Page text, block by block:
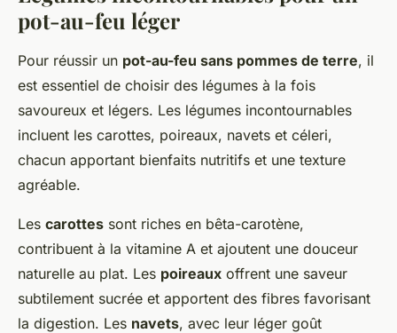
pot-au-feu léger
Pour réussir un pot-au-feu sans pommes de terre, il
est essentiel de choisir des légumes à la fois
savoureux et légers. Les légumes incontournables
incluent les carottes, poireaux, navets et céleri,
chacun apportant bienfaits nutritifs et une texture
agréable.
Les carottes sont riches en bêta-carotène,
contribuent à la vitamine A et ajoutent une douceur
naturelle au plat. Les poireaux offrent une saveur
subtilement sucrée et apportent des fibres favorisant
la digestion. Les navets, avec leur léger goût